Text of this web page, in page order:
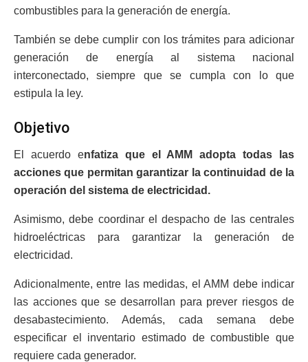
combustibles para la generación de energía.
También se debe cumplir con los trámites para adicionar
generación de energía al sistema nacional
interconectado, siempre que se cumpla con lo que
estipula la ley.
Objetivo
El acuerdo enfatiza que el AMM adopta todas las
acciones que permitan garantizar la continuidad de la
operación del sistema de electricidad.
Asimismo, debe coordinar el despacho de las centrales
hidroeléctricas para garantizar la generación de
electricidad.
Adicionalmente, entre las medidas, el AMM debe indicar
las acciones que se desarrollan para prever riesgos de
desabastecimiento. Además, cada semana debe
especificar el inventario estimado de combustible que
requiere cada generador.